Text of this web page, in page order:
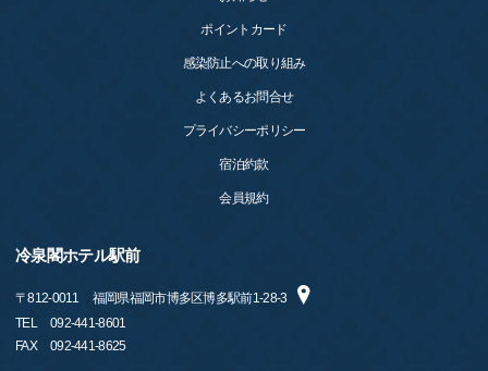
ポイントカード
感染防止への取り組み
よくあるお問合せ
プライバシーポリシー
宿泊約款
会員規約
冷泉閣ホテル駅前
〒812-0011
福岡県福岡市博多区博多駅前1-28-3
TEL
092-441-8601
FAX
092-441-8625